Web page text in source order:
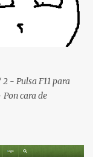
: Muestra la
: Muestra
*#*#2663#*#*
RAM está
:
- Pulsa F11 para
cara de